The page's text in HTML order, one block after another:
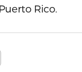
Rico.